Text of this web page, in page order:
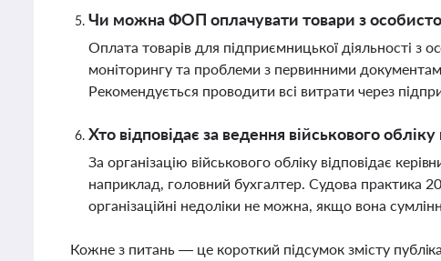
Чи можна ФОП оплачувати товари з
Оплата товарів для підприємницької діяльності з
моніторингу та проблеми з первинними
Рекомендується проводити всі витрати через
Хто відповідає за ведення військового
За організацію військового обліку відповідає
наприклад, головний бухгалтер. Судова практика
організаційні недоліки не можна, якщо вона
Кожне з питань — це короткий підсумок змісту